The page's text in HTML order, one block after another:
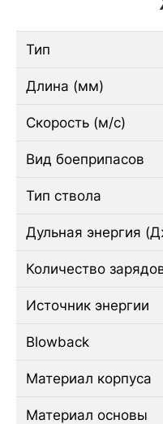
Тип
Длина (мм)
Скорость (м/с)
Вид боеприпасов
Тип ствола
Дульная энергия
Количество
Источник энергии
Blowback
Материал корпуса
Материал основы